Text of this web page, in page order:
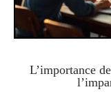
L’importance